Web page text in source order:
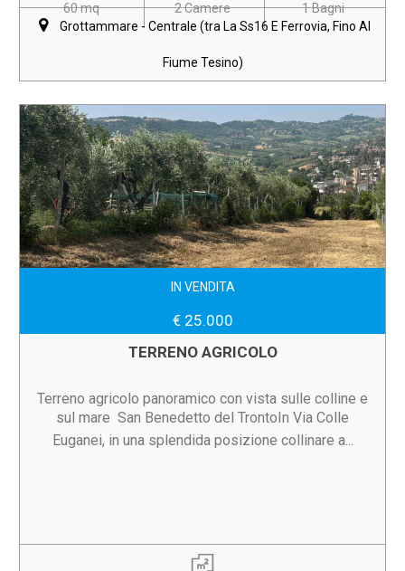
60 mq 2 Camere
1 Bagni
Grottammare - Centrale (tra La Ss16 E Ferrovia, Fino Al
Fiume Tesino)
IN VENDITA
€ 25.000
TERRENO AGRICOLO
Terreno agricolo panoramico con vista sulle colline e
sul mare  San Benedetto del TrontoIn Via Colle
Euganei, in una splendida posizione collinare a...